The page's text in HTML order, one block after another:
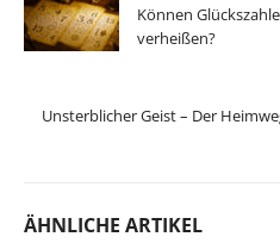
Können
verheißen?
Unsterblicher Geist – Der
ÄHNLICHE ARTIKEL